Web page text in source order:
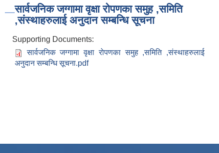
सार्वजनिक जग्गामा वृक्षा रोपणका समुह ,समिति
,संस्थाहरुलाई अनुदान सम्बन्धि सूचना
Supporting Documents:
सार्वजनिक जग्गामा वृक्षा रोपणका समुह ,समिति ,संस्थाहरुलाई
अनुदान सम्बन्धि सूचना.pdf